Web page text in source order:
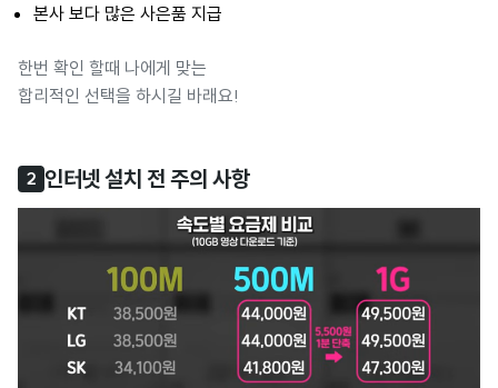
본사 보다 많은 사은품 지급
한번 확인 할때 나에게 맞는
합리적인 선택을 하시길 바래요!
2 인터넷 설치 전 주의 사항